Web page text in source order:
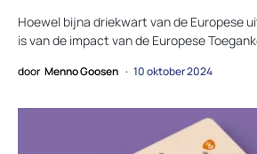
Hoewel bijna driekwart van de Europese
is van de impact van de Europese
door Menno Goosen 10 oktober 2024